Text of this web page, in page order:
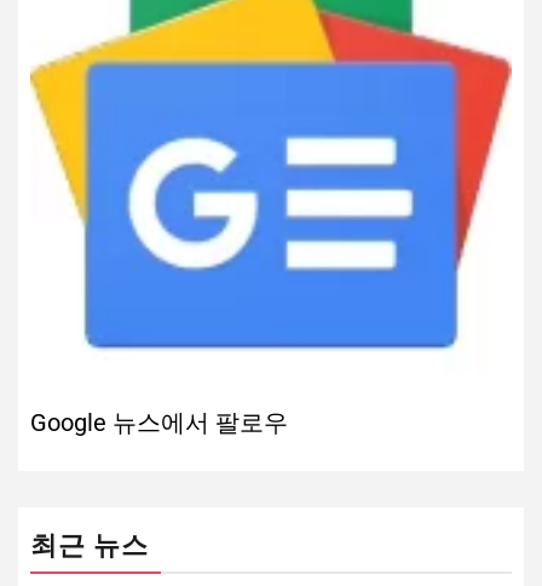
Google 뉴스에서 팔로우
최근 뉴스